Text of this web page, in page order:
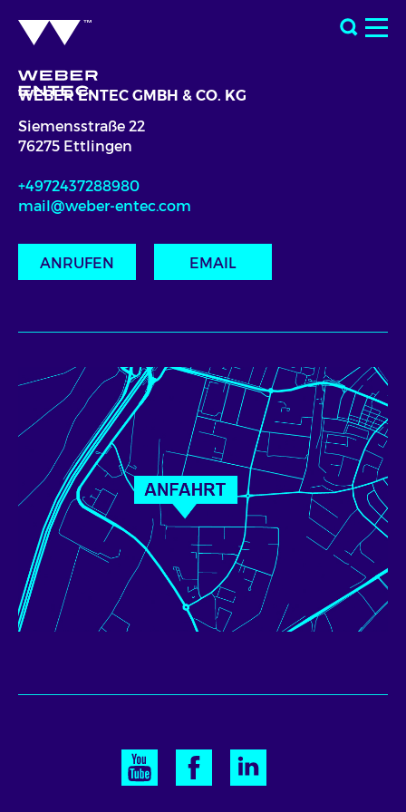
WEBER ENTEC GMBH & CO. KG
Siemensstraße 22
76275 Ettlingen
+4972437288980
mail@weber-entec.com
ANRUFEN EMAIL